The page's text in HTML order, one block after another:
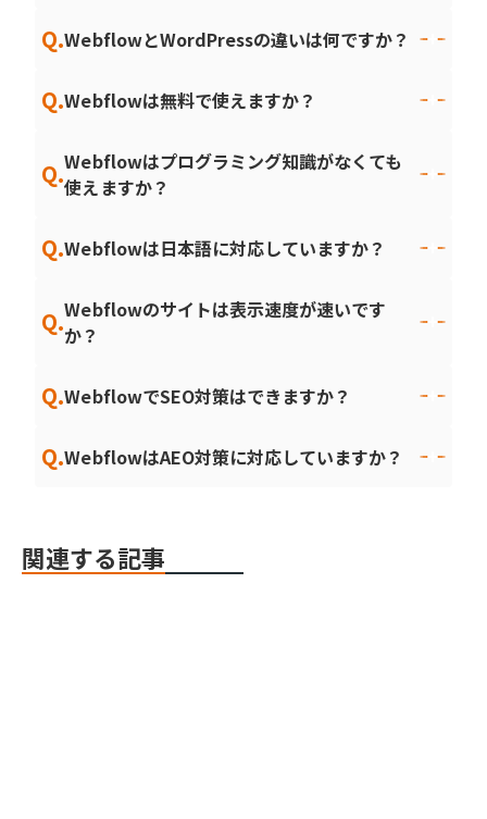
Q.WebflowとWordPressの違いは何ですか？
Q.Webflowは無料で使えますか？
Q.Webflowはプログラミング知識がなくても
使えますか？
Q.Webflowは日本語に対応していますか？
Q.Webflowのサイトは表示速度が速いです
か？
Q.WebflowでSEO対策はできますか？
Q.WebflowはAEO対策に対応していますか？
関連する記事